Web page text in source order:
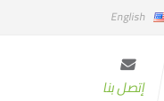
English
إتصل بنا